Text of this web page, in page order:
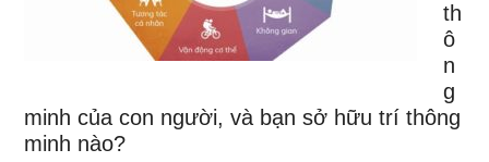
th
ô
n
g
minh của con người, và bạn sở hữu trí thông
minh nào?